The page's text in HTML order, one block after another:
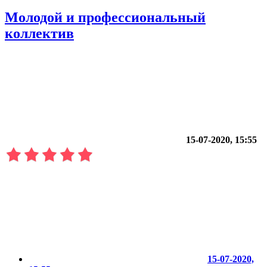
Молодой и профессиональный
коллектив
15-07-2020, 15:55
15-07-2020,